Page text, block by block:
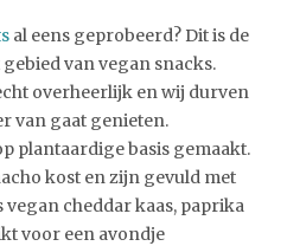
al eens geprobeerd? Dit is de
van vegan snacks.
overheerlijk en wij durven
van gaat genieten.
plantaardige basis gemaakt.
kost en zijn gevuld met
cheddar kaas, paprika
voor een avondje